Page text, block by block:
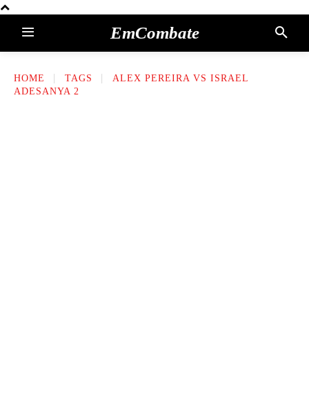
EmCombate
HOME TAGS
ALEX PEREIRA VS ISRAEL
ADESANYA 2